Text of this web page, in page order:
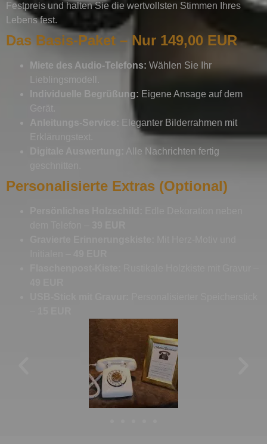
Festpreis und halten Sie die wertvollsten Stimmen Ihres
Lebens fest.
Das Basis-Paket – Nur 149,00 EUR
Miete des Audio-Telefons: Wählen Sie Ihr
Lieblingsmodell.
Individuelle Begrüßung: Eigene Ansage auf dem
Gerät.
Anleitungs-Service: Eleganter Bilderrahmen mit
Alle Nachrichten fertig
Personalisierte Extras (Optional)